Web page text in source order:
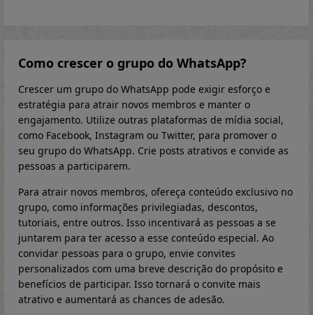
Como crescer o grupo do WhatsApp?
Crescer um grupo do WhatsApp pode exigir esforço e
estratégia para atrair novos membros e manter o
engajamento. Utilize outras plataformas de mídia social,
como Facebook, Instagram ou Twitter, para promover o
seu grupo do WhatsApp. Crie posts atrativos e convide as
pessoas a participarem.
Para atrair novos membros, ofereça conteúdo exclusivo no
grupo, como informações privilegiadas, descontos,
tutoriais, entre outros. Isso incentivará as pessoas a se
juntarem para ter acesso a esse conteúdo especial. Ao
convidar pessoas para o grupo, envie convites
personalizados com uma breve descrição do propósito e
benefícios de participar. Isso tornará o convite mais
atrativo e aumentará as chances de adesão.